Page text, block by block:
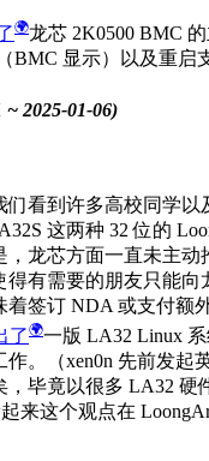
龙芯 2K0500 BMC
BMC 显示）以及重启
~ 2025-01-06)
们看到许多高校同学以
这两种 32 位的
龙芯方面一直未主动
得有需要的朋友只能向
签订 NDA 或支付额
了
一版 LA32 Linux
。（xen0n 先前发起
，毕竟以很多 LA32 硬
来这个观点在